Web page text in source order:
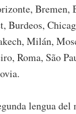
Bremen,
Burdeos,
Milán,
Roma, São
lengua del